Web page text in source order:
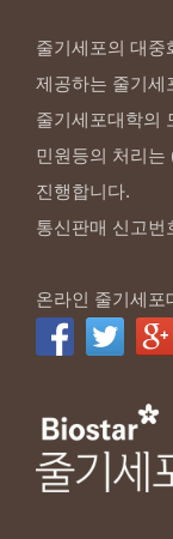
줄기세포의 대중
제공하는 줄기세
줄기세포대학의
민원등의 처리는
진행합니다.
통신판매 신고번
온라인 줄기세포